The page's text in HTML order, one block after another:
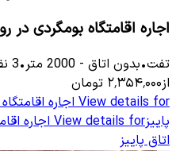
اجاره اقامتگاه بومگردی در
تفت•بدون اتاق -
2000 متر•
3
از۲٬۳۵۴٬۰۰۰ تومان
View details for اجاره
پاییزView details for اجاره
اتاق پاییز